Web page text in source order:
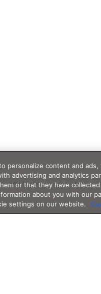
personalize content and ads,
advertising and analytics
or that they have
about you with our
settings on our website.